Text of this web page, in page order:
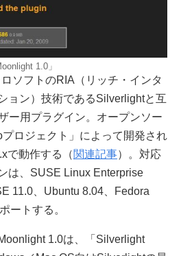
1.0」
ソフトのRIA（リッチ・インタ
ョン）技術であるSilverlightと互
ー用プラグイン。オープンソー
ロジェクト」によって開発され
で動作する（関連記事）。対応
は、SUSE Linux Enterprise
11.0、Ubuntu 8.04、Fedora
ートする。
1.0は、「Silverlight